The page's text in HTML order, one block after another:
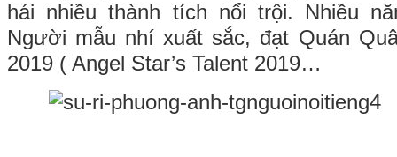
hái nhiều thành tích nổi trội. Nhiều
Người mẫu nhí xuất sắc, đạt Quán
2019 ( Angel Star’s Talent 2019…